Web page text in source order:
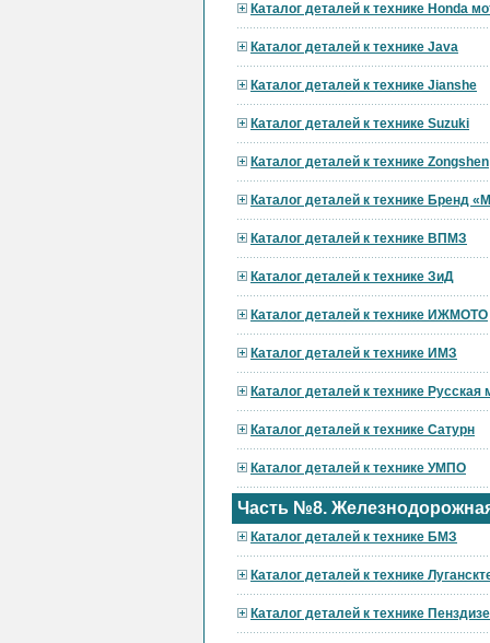
Каталог деталей к технике Honda
Каталог деталей к технике Java
Каталог деталей к технике Jianshe
Каталог деталей к технике Suzuki
Каталог деталей к технике Zongshen
Каталог деталей к технике Бренд
Каталог деталей к технике ВПМЗ
Каталог деталей к технике ЗиД
Каталог деталей к технике ИЖМОТО
Каталог деталей к технике ИМЗ
Каталог деталей к технике Русская
Каталог деталей к технике Сатурн
Каталог деталей к технике УМПО
Часть №8.
Каталог деталей к технике БМЗ
Каталог деталей к технике
Каталог деталей к технике